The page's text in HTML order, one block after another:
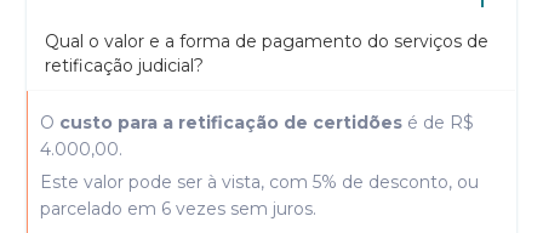
Qual o valor e a forma de pagamento do serviços de
retificação judicial?
O custo para a retificação de certidões é de R$
4.000,00.
Este valor pode ser à vista, com 5% de desconto, ou
parcelado em 6 vezes sem juros.